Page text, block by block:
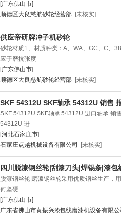
[广东佛山市]
顺德区大良慈航砂轮经营部 [未核实]
供应帝研牌冲子机砂轮
砂轮材质1、材质种类：A、WA、GC、C、
应于磨抗张度
[广东佛山市]
顺德区大良慈航砂轮经营部 [未核实]
SKF 54312U SKF轴承 54312U 销售
SKF 54312U SKF轴承 54312U 进口轴承 销
54312U 进
[河北石家庄市]
石家庄点越机械设备有限公司
[未核实]
四川脱漆钢丝轮|刮漆刀头|焊锡条|漆包
脱漆钢丝轮|磨漆钢丝轮采用优质钢丝生产，
何坚硬
[广东佛山市]
广东省佛山市黄振兴漆包线磨漆机设备有限公